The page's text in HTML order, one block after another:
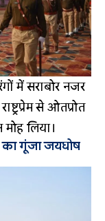
में सराबोर नजर
से ओतप्रोत
लिया।
गूंजा जयघोष